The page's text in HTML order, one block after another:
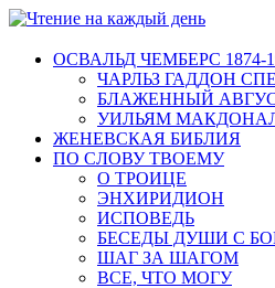
ОСВАЛЬД ЧЕМБЕРС 1874-
ЧАРЛЬЗ ГАДДОН
БЛАЖЕННЫЙ
УИЛЬЯМ
ЖЕНЕВСКАЯ БИБЛИЯ
ПО СЛОВУ ТВОЕМУ
О ТРОИЦЕ
ЭНХИРИДИОН
ИСПОВЕДЬ
БЕСЕДЫ ДУШИ С
ШАГ ЗА ШАГОМ
ВСЕ, ЧТО МОГУ